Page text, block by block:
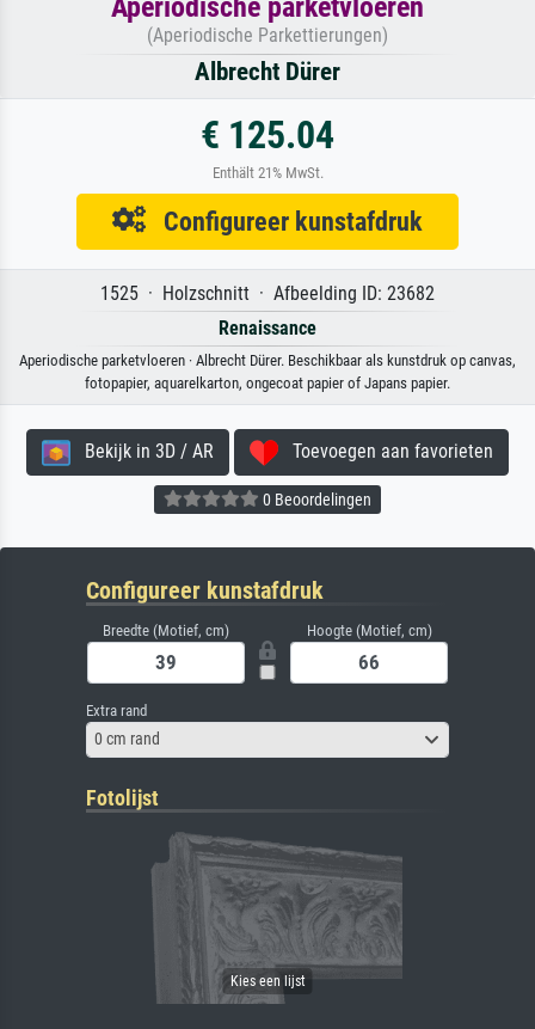
Aperiodische parketvloeren
(Aperiodische Parkettierungen)
Albrecht Dürer
€ 125.04
Enthält 21% MwSt.
Configureer kunstafdruk
1525 · Holzschnitt · Afbeelding ID: 23682
Renaissance
Aperiodische parketvloeren · Albrecht Dürer. Beschikbaar als kunstdruk op canvas,
fotopapier, aquarelkarton, ongecoat papier of Japans papier.
Bekijk in 3D / AR Toevoegen aan favorieten
0 Beoordelingen
Configureer kunstafdruk
Breedte (Motief, cm) Hoogte (Motief, cm)
Extra rand
0 cm rand
Fotolijst